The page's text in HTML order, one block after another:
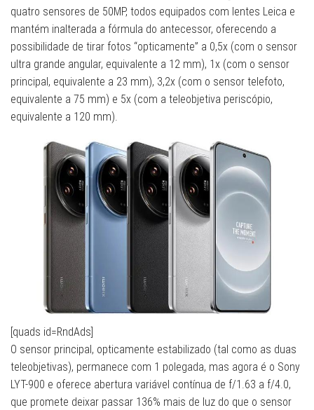
quatro sensores de 50MP, todos equipados com lentes Leica e
mantém inalterada a fórmula do antecessor, oferecendo a
possibilidade de tirar fotos “opticamente” a 0,5x (com o sensor
ultra grande angular, equivalente a 12 mm), 1x (com o sensor
principal, equivalente a 23 mm), 3,2x (com o sensor telefoto,
equivalente a 75 mm) e 5x (com a teleobjetiva periscópio,
equivalente a 120 mm).
[quads id=RndAds]
O sensor principal, opticamente estabilizado (tal como as duas
teleobjetivas), permanece com 1 polegada, mas agora é o Sony
LYT-900 e oferece abertura variável contínua de f/1.63 a f/4.0,
que promete deixar passar 136% mais de luz do que o sensor